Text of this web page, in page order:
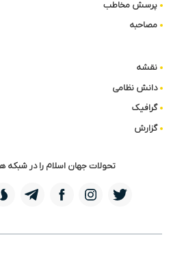
پرسش مخاطب
مصاحبه
نقشه
دانش نظامی
گرافیک
گزارش
تحولات جهان اسلام را در شبکه